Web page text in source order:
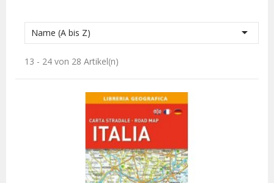
Name (A bis Z) 
13 - 24 von 28 Artikel(n)